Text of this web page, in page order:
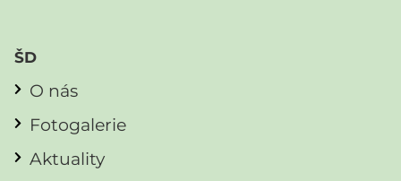
ŠD
O nás
Fotogalerie
Aktuality